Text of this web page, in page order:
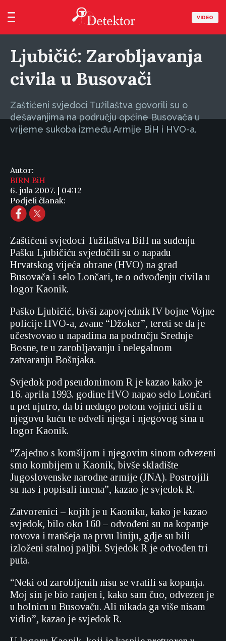
VIDEO
Ljubičić: Zarobljavanja
civila u Busovači
Zaštićeni svjedoci Tužilaštva govorili su o
dešavanjima na području općine Busovača u
vrijeme sukoba između Armije BiH i HVO-a.
Autor:
BIRN BiH
6. jula 2007. | 04:12
Podjeli članak:
Zaštićeni svjedoci Tužilaštva BiH na suđenju
Pašku Ljubičiću svjedočili su o napadu
Hrvatskog vijeća obrane (HVO) na grad
Busovača i selo Lončari, te o odvođenju civila u
logor Kaonik.
Paško Ljubičić, bivši zapovjednik IV bojne Vojne
policije HVO-a, zvane “Džoker”, tereti se da je
učestvovao u napadima na području Srednje
Bosne, te u zarobljavanju i nelegalnom
zatvaranju Bošnjaka.
Svjedok pod pseudonimom R je kazao kako je
16. aprila 1993. godine HVO napao selo Lončari
u pet ujutro, da bi nedugo potom vojnici ušli u
njegovu kuću te odveli njega i njegovog sina u
logor Kaonik.
“Zajedno s komšijom i njegovim sinom odvezeni
smo kombijem u Kaonik, bivše skladište
Jugoslovenske narodne armije (JNA). Postrojili
su nas i popisali imena”, kazao je svjedok R.
Zatvorenici – kojih je u Kaoniku, kako je kazao
svjedok, bilo oko 160 – odvođeni su na kopanje
rovova i tranšeja na prvu liniju, gdje su bili
izloženi stalnoj paljbi. Svjedok R je odvođen tri
puta.
“Neki od zarobljenih nisu se vratili sa kopanja.
Moj sin je bio ranjen i, kako sam čuo, odvezen je
u bolnicu u Busovaču. Ali nikada ga više nisam
vidio”, kazao je svjedok R.